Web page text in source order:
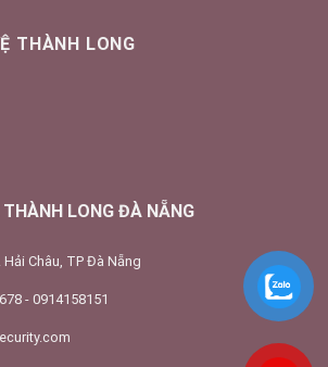
THÀNH LONG
LONG ĐÀ NẴNG
Châu, TP Đà Nẵng
- 0914158151